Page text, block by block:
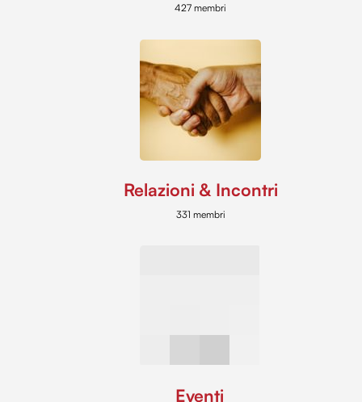
427 membri
Relazioni & Incontri
331 membri
Eventi